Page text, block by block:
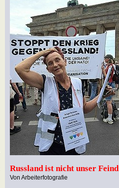
Russland ist nicht unser Feind
Von Arbeiterfotografie